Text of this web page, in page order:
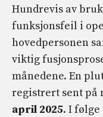
Hundrevis av
funksjonsfeil i
hovedpersonen
viktig
månedene. En
registrert sent på
april 2025. I